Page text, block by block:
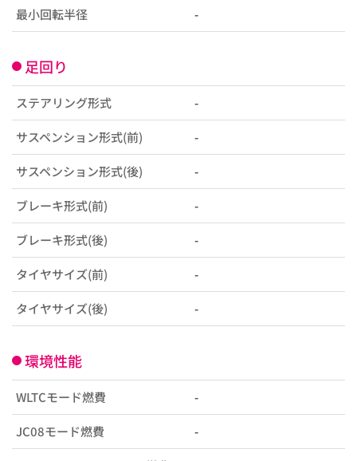
最小回転半径 -
足回り
ステアリング形式 -
サスペンション形式(前) -
サスペンション形式(後) -
ブレーキ形式(前) -
ブレーキ形式(後) -
タイヤサイズ(前) -
タイヤサイズ(後) -
環境性能
WLTCモード燃費 -
JC08モード燃費 -